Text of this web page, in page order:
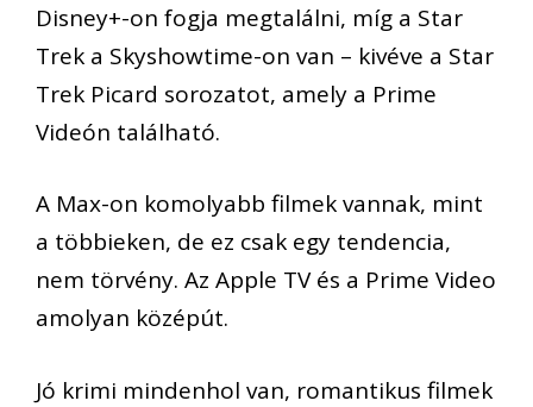
Disney+-on fogja megtalálni, míg a Star
Trek a Skyshowtime-on van – kivéve a Star
Trek Picard sorozatot, amely a Prime
Videón található.
A Max-on komolyabb filmek vannak, mint
a többieken, de ez csak egy tendencia,
nem törvény. Az Apple TV és a Prime Video
amolyan középút.
Jó krimi mindenhol van, romantikus filmek